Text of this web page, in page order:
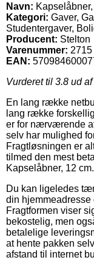
Navn:
Kategori: Gaver,
Studentergaver,
Producent: Stelton
Varenummer: 2715
EAN:
Vurderet til 3.8 ud
En lang række
lang række
er for nærværende
selv har mulighed
Fragtløsningen er
tilmed den mest
Kapselåbner, 12 cm.
Du kan ligeledes
din
Fragtformen viser
bekostelig, men
betalelige
at hente pakken
afstand til internet